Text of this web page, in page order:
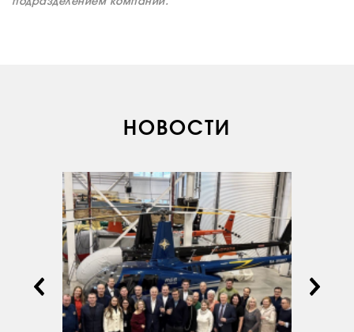
КОМПАНИИ
АВИАПАРК
СЕРВИС
ИНФРАСТРУКТУРА
ОБУЧЕНИЕ
НОВОСТИ